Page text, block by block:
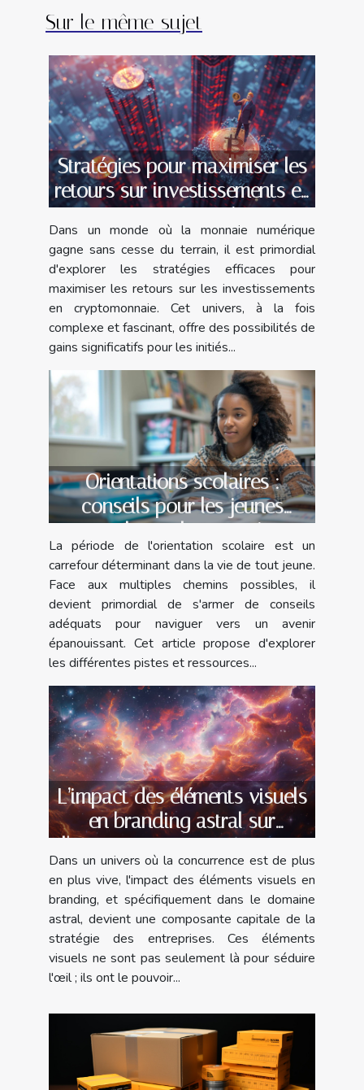
Sur le même sujet
Stratégies pour maximiser les
retours sur investissements en
cryptomonnaie
Dans un monde où la monnaie numérique
gagne sans cesse du terrain, il est primordial
d'explorer les stratégies efficaces pour
maximiser les retours sur les investissements
en cryptomonnaie. Cet univers, à la fois
complexe et fascinant, offre des possibilités de
gains significatifs pour les initiés...
Orientations scolaires :
conseils pour les jeunes
explorant leur avenir
La période de l'orientation scolaire est un
carrefour déterminant dans la vie de tout jeune.
Face aux multiples chemins possibles, il
devient primordial de s'armer de conseils
adéquats pour naviguer vers un avenir
épanouissant. Cet article propose d'explorer
les différentes pistes et ressources...
L’impact des éléments visuels
en branding astral sur
l'engagement consommateur
Dans un univers où la concurrence est de plus
en plus vive, l'impact des éléments visuels en
branding, et spécifiquement dans le domaine
astral, devient une composante capitale de la
stratégie des entreprises. Ces éléments
visuels ne sont pas seulement là pour séduire
l'œil ; ils ont le pouvoir...